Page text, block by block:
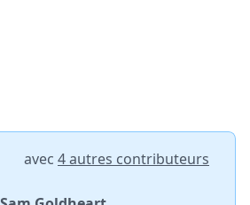
avec 4 autres contributeurs